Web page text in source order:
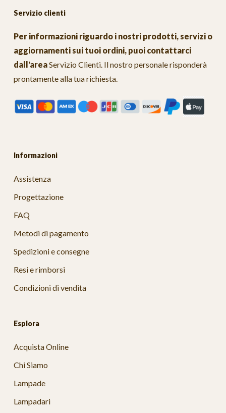
Servizio clienti
Per informazioni riguardo i nostri prodotti, servizi o
aggiornamenti sui tuoi ordini, puoi contattarci
dall'areaServizio Clienti. Il nostro personale risponderà
prontamente alla tua richiesta.
Informazioni
Assistenza
Progettazione
FAQ
Metodi di pagamento
Spedizioni e consegne
Resi e rimborsi
Condizioni di vendita
Esplora
Acquista Online
Chi Siamo
Lampade
Lampadari